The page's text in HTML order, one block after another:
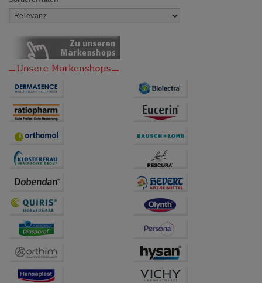
Bitte beachten Sie, dass Daten hierfür teilweise an
Dritte wie z.B. Google oder soziale Medien